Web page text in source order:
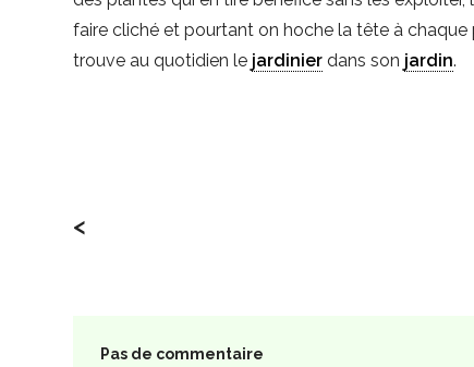
faire cliché et pourtant on hoche la tête à chaque
trouve au quotidien le jardinier dans son jardin.
<
Pas de commentaire